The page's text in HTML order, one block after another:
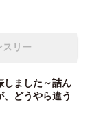
スリー
しました～詰ん
どうやら違う